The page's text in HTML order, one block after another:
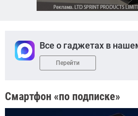
Все о гаджетах в
Перейти
Смартфон «по подписке»